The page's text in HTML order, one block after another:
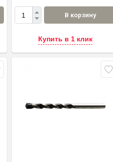
В корзину
Купить в 1 клик